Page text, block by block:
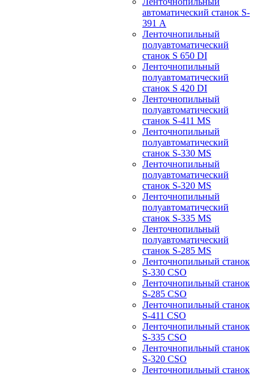
автоматический станок S-
391 А
Ленточнопильный
полуавтоматический
станок S 650 DI
Ленточнопильный
полуавтоматический
станок S 420 DI
Ленточнопильный
полуавтоматический
станок S-411 MS
Ленточнопильный
полуавтоматический
станок S-330 MS
Ленточнопильный
полуавтоматический
станок S-320 MS
Ленточнопильный
полуавтоматический
станок S-335 MS
Ленточнопильный
полуавтоматический
станок S-285 MS
Ленточнопильный станок
S-330 CSO
Ленточнопильный станок
S-285 CSO
Ленточнопильный станок
S-411 CSO
Ленточнопильный станок
S-335 CSO
Ленточнопильный станок
S-320 CSO
Ленточнопильный станок